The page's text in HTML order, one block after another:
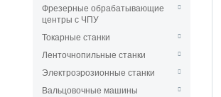
Фрезерные обрабатывающие
центры с ЧПУ
Токарные станки
Ленточнопильные станки
Электроэрозионные станки
Вальцовочные машины